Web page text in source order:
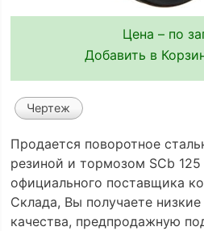
Цена – по
Добавить в
Чертеж
Продается поворотное
резиной и тормозом SCb
официального поставщика
Склада, Вы получаете
качества, предпродажную